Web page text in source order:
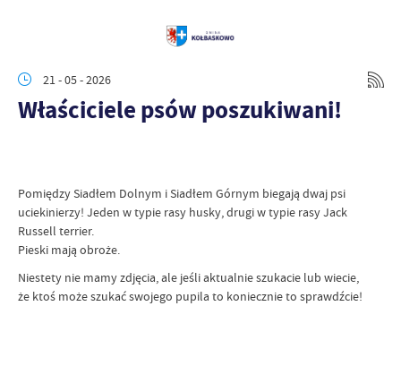
21 - 05 - 2026
Właściciele psów poszukiwani!
Pomiędzy Siadłem Dolnym i Siadłem Górnym biegają dwaj psi
uciekinierzy! Jeden w typie rasy husky, drugi w typie rasy Jack
Russell terrier.
Pieski mają obroże.
Niestety nie mamy zdjęcia, ale jeśli aktualnie szukacie lub wiecie,
że ktoś może szukać swojego pupila to koniecznie to sprawdźcie!